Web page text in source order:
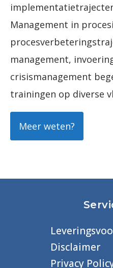
Management in
management,
crisismanagement
trainingen op diverse
Meer weten?
Disclaimer
Privacy